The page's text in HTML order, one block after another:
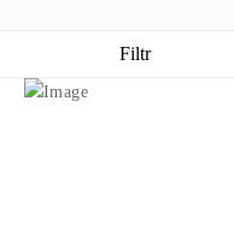
Filtr